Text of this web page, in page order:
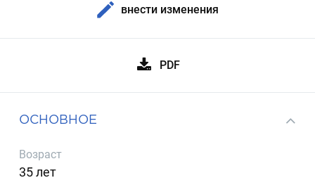
внести изменения
PDF
ОСНОВНОЕ
Возраст
35 лет